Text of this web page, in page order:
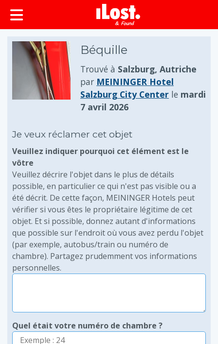
principal
Béquille
Trouvé à Salzburg, Autriche
par MEININGER Hotel
Salzburg City Center le mardi
7 avril 2026
Je veux réclamer cet objet
Veuillez indiquer pourquoi cet élément est le
vôtre
Veuillez décrire l'objet dans le plus de détails
possible, en particulier ce qui n'est pas visible ou a
été décrit. De cette façon, MEININGER Hotels peut
vérifier si vous êtes le propriétaire légitime de cet
objet. Et si possible, donnez autant d'informations
que possible sur l'endroit où vous avez perdu l'objet
(par exemple, autobus/train ou numéro de
chambre). Partagez prudemment vos informations
personnelles.
Quel était votre numéro de chambre ?